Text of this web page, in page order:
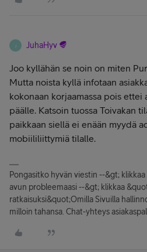
J JuhaHyv
Joo kyllähän se noin on miten
Mutta noista kyllä infotaan
kokonaan korjaamassa pois ettei
päälle. Katsoin tuossa Toivakan
paikkaan siellä ei enään myydä
mobiililiittymiä tilalle.
Pongasitko hyvän viestin --&gt;
avun probleemaasi --&gt; klikkaa
ratkaisuksi&quot;Omilla Sivuilla
milloin tahansa. Chat-yhteys